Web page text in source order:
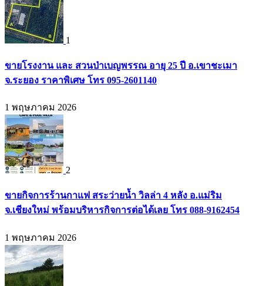
1
ขายโรงงาน และ สวนป่าเบญพรรณ อายุ 25 ปี อ.เขาชะเมา
จ.ระยอง ราคาพิเศษ โทร 095-2601140
1 พฤษภาคม 2026
2
ขายกิจการร้านกาแฟ สระว่ายน้ำ วิลล่า 4 หลัง อ.แม่ริม
จ.เชียงใหม่ พร้อมบริหารกิจการต่อได้เลย โทร 088-9162454
1 พฤษภาคม 2026